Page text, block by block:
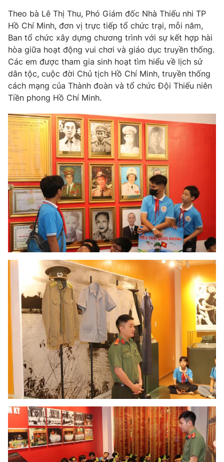
Tư vấn
Chuyên mục khác
Emagazine Podcast
Photo Infographic
Video Shorts video
VTV Money VTV Thể thao
VTV Sức khoẻ Bất động sản
Thị trường 24h Tấm lòng Việt
VTV4 Vươn mình bằng AI
VTV9 VTV8
Liên hệ tòa soạn English
THỜI BÁO VTV
Theo dõi báo trên
Cơ quan báo chí:Thời báo VTV
Giấy phép hoạt động báo in và báo điện tử số 483/GP-BTTTT
cấp ngày 29/12/2023
Tổng Biên tập:
Vũ Thanh Thủy
Theo bà Lê Thị Thu, Phó Giám đốc Nhà Thiếu nhi TP
Hồ Chí Minh, đơn vị trực tiếp tổ chức trại, mỗi năm,
Ban tổ chức xây dựng chương trình với sự kết hợp hài
hòa giữa hoạt động vui chơi và giáo dục truyền thống.
Các em được tham gia sinh hoạt tìm hiểu về lịch sử
dân tộc, cuộc đời Chủ tịch Hồ Chí Minh, truyền thống
cách mạng của Thành đoàn và tổ chức Đội Thiếu niên
Tiền phong Hồ Chí Minh.